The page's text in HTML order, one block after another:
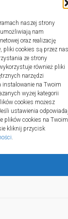
naszej strony
nam
oraz realizację
pliki cookies są przez nas
ze strony
również pliki
narzędzi
na Twoim
wyżej kategorii
cookies możesz
ustawienia
plików cookies na Twoim
kliknij przycisk
.